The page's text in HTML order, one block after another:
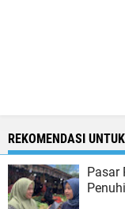
REKOMENDASI
Pasar